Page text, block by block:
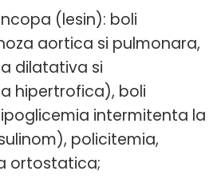
(lesin): boli
aortica si pulmonara,
dilatativa si
hipertrofica), boli
intermitenta la
policitemia,
ortostatica;